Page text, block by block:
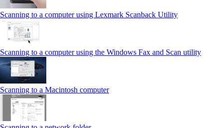
Scanning to a computer using Lexmark Scanback Utility
Scanning to a computer using the Windows Fax and Scan utility
Scanning to a Macintosh computer